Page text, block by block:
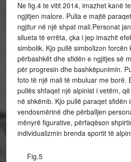
Ne fig.4 te vitit 2014, imazhet kanë
ngjitjen malore. Pulla e majtë
ngjitur në një shpat mali.Personat
silueta të errëta, çka i jep imazhit
simbolik. Kjo pullë simbolizon forcën
përbashkët dhe sfidën e ngjitjes së
për progresin dhe bashkëpunimin.
foto të një mali të mbuluar me borë.
pullës shfaqet një alpinist i vetëm,
në shkëmb. Kjo pullë paraqet sfidën
vendosmërinë dhe përballjen
mënyrë figurative, përfaqëson
individualizmin brenda sportit të
Fig.5